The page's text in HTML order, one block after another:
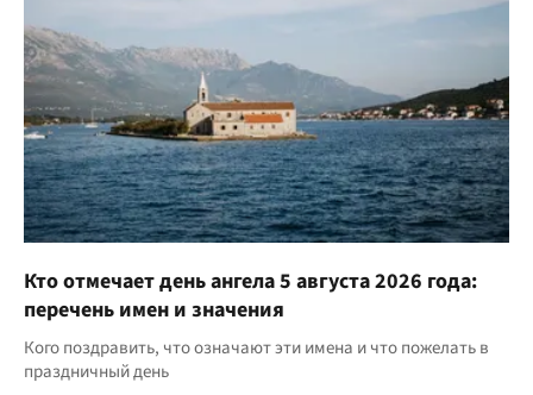
Кто отмечает день ангела 5 августа 2026 года:
перечень имен и значения
Кого поздравить, что означают эти имена и что пожелать в
праздничный день